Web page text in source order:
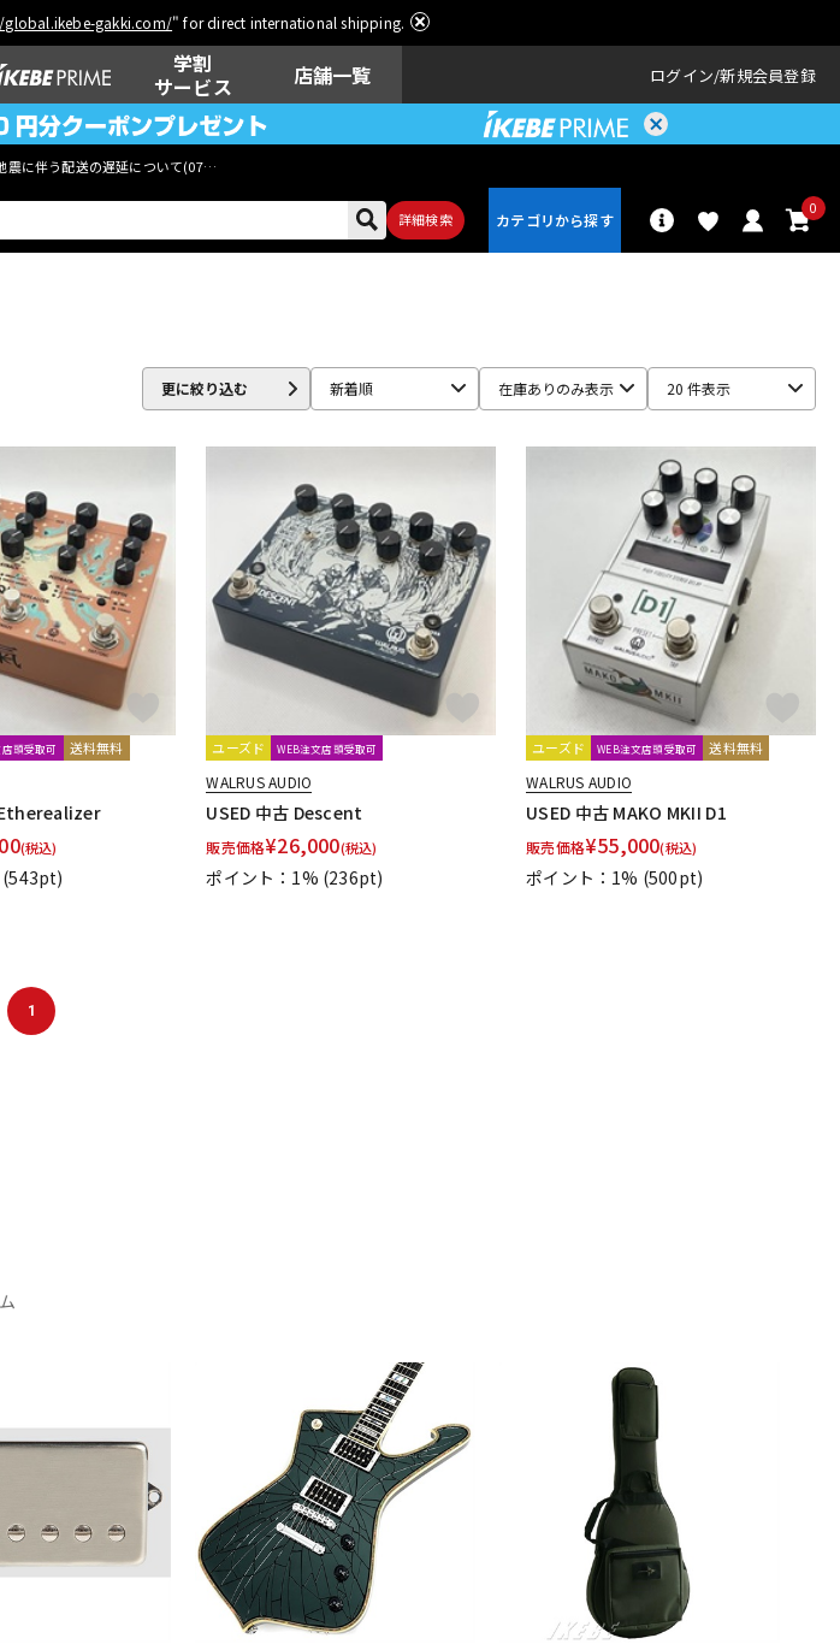
gakki.com/" for direct international shipping.
学割
サービス
店舗一覧 ログイン 新規会員登録
震に伴う配送の遅延について(07月29日
詳細検索
0
その他楽器 アンプ エフェクター
レコーディン
グ機器
配信/ライブ
機器
楽器アクセサ
リ
更に絞り込む 新着順 在庫ありのみ表示 20 件表示
頭受取可 送料無料
(税込)
(543pt)
ユーズド WEB注文店頭受取可
WALRUS AUDIO
USED 中古 Descent
販売価格¥26,000(税込)
ポイント：1% (236pt)
ユーズド WEB注文店頭受取可 送料無料
WALRUS AUDIO
USED 中古 MAKO MKII D1
販売価格¥55,000(税込)
ポイント：1% (500pt)
1